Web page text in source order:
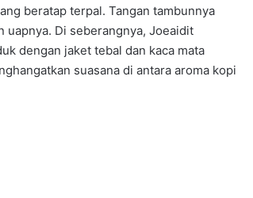
beratap terpal. Tangan tambunnya
uapnya. Di seberangnya, Joeaidit
dengan jaket tebal dan kaca mata
suasana di antara aroma kopi